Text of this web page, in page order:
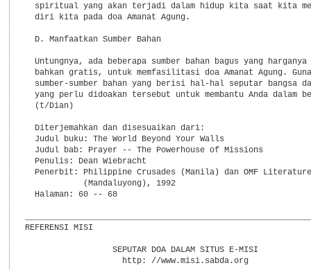
spiritual yang akan terjadi dalam hidup kita saat kita
  diri kita pada doa Amanat Agung.
  D. Manfaatkan Sumber Bahan
Untungnya, ada beberapa sumber bahan bagus yang harganya
bahkan gratis, untuk memfasilitasi doa Amanat Agung.
sumber-sumber bahan yang berisi hal-hal seputar bangsa
yang perlu didoakan tersebut untuk membantu Anda dalam
  (t/Dian)
  Diterjemahkan dan disesuaikan dari:
  Judul buku: The World Beyond Your Walls
  Judul bab: Prayer -- The Powerhouse of Missions
  Penulis: Dean Wiebracht
Penerbit: Philippine Crusades (Manila) dan OMF
            (Mandaluyong), 1992
  Halaman: 60 -- 68
REFERENSI MISI
                  SEPUTAR DOA DALAM SITUS E-MISI
                    http: //www.misi.sabda.org